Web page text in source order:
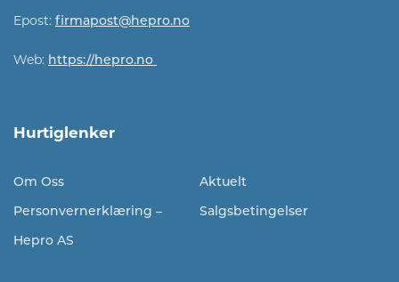
Epost: firmapost@hepro.no​​
Web: https://hepro.no
Hurtiglenker
Om Oss
Aktuelt
Personvernerklæring –
Hepro AS
Salgsbetingelser